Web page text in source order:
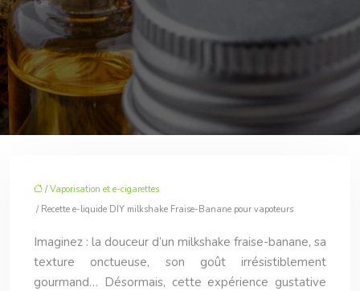
/ Vaporisation et e-cigarettes
/ Recette e-liquide DIY milkshake Fraise-Banane pour vapoteurs
Imaginez : la douceur d’un milkshake fraise-banane, sa
texture onctueuse, son goût irrésistiblement
gourmand… Désormais, cette expérience gustative